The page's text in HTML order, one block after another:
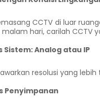
CCTV di luar
hari, carilah CCTV
Analog atau IP
resolusi yang
Penyimpanan